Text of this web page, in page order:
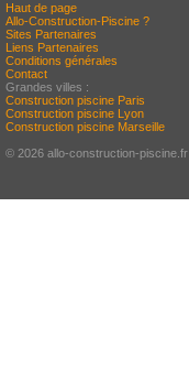
Haut de page
Allo-Construction-Piscine ?
Sites Partenaires
Liens Partenaires
Conditions générales
Contact
Grandes villes :
Construction piscine Paris
Construction piscine Lyon
Construction piscine Marseille
© 2026 allo-construction-piscine.fr